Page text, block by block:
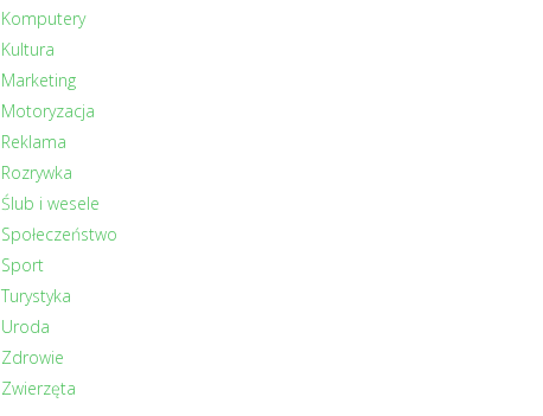
Komputery
Kultura
Marketing
Motoryzacja
Reklama
Rozrywka
Ślub i wesele
Społeczeństwo
Sport
Turystyka
Uroda
Zdrowie
Zwierzęta